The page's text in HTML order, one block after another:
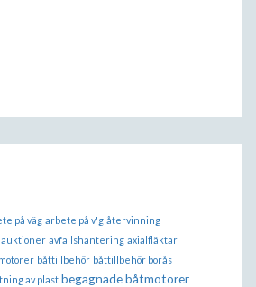
på väg arbete på v'g återvinning
auktioner avfallshantering axialfläktar
båttillbehör båttillbehör borås
av plast begagnade båtmotorer